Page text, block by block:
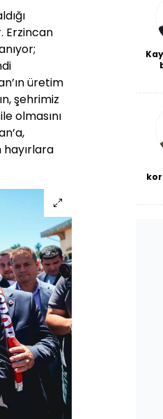
Erzincan
üretim
şehrimiz
olmasını
hayırlara